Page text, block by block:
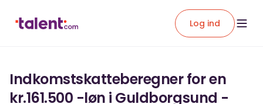
Log ind
Indkomstskatteberegner for en
kr.161.500 -løn i Guldborgsund -